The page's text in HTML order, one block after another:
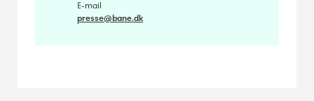
E-mail
presse@bane.dk